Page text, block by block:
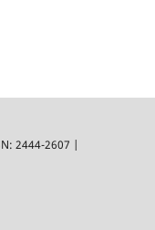
2444-2607 |